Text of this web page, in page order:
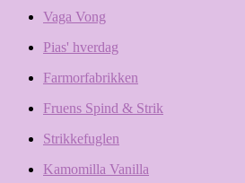
Vaga Vong
Pias' hverdag
Farmorfabrikken
Fruens Spind & Strik
Strikkefuglen
Kamomilla Vanilla